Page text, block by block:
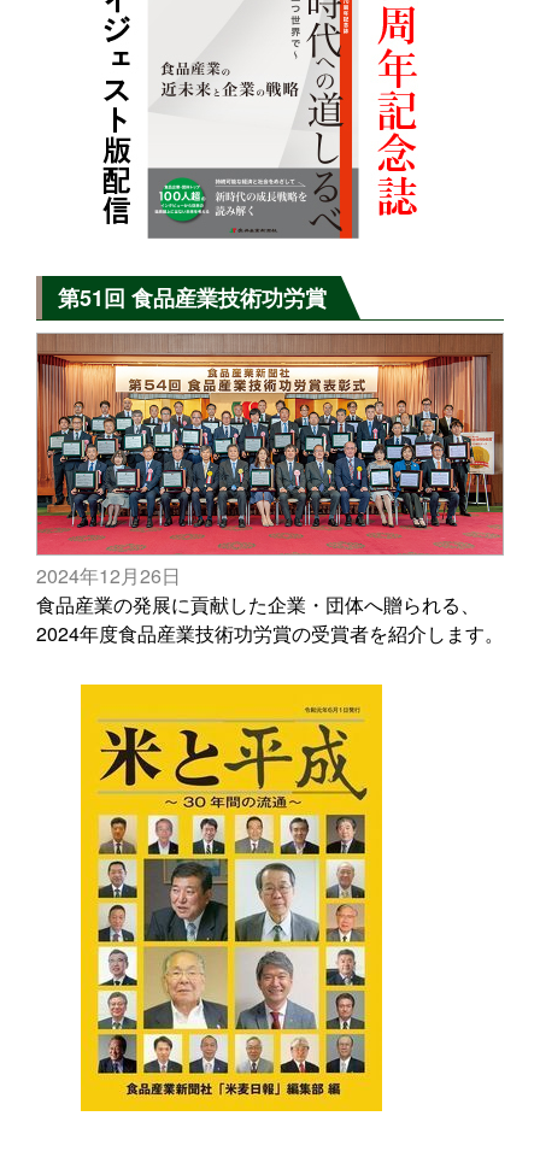
第51回 食品産業技術功労賞
2024年12月26日
食品産業の発展に貢献した企業・団体へ贈られる、
2024年度食品産業技術功労賞の受賞者を紹介します。